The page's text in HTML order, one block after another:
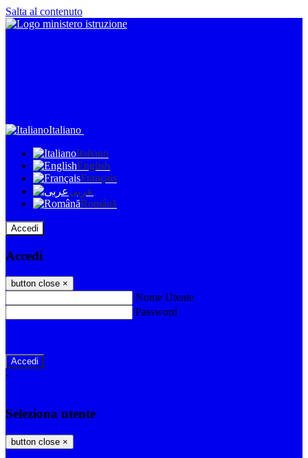
Salta al contenuto
Italiano
Italiano
English
Français
عربى
Română
Accedi
Accedi
button close ×
Nome Utente
Password
-
Seleziona utente
button close ×